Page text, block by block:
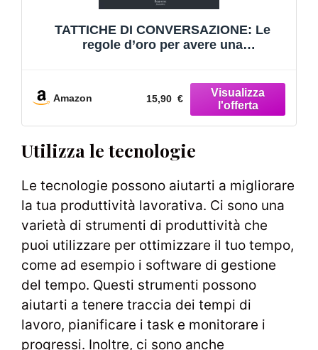
TATTICHE DI CONVERSAZIONE: Le
regole d’oro per avere una
eliminare l’ansia sociale ed aumentare la
propria autostima
Amazon 15,90 €
Utilizza le tecnologie
Le tecnologie possono aiutarti a migliorare
la tua produttività lavorativa. Ci sono una
varietà di strumenti di produttività che
puoi utilizzare per ottimizzare il tuo tempo,
come ad esempio i software di gestione
del tempo. Questi strumenti possono
aiutarti a tenere traccia dei tempi di
lavoro, pianificare i task e monitorare i
progressi. Inoltre, ci sono anche